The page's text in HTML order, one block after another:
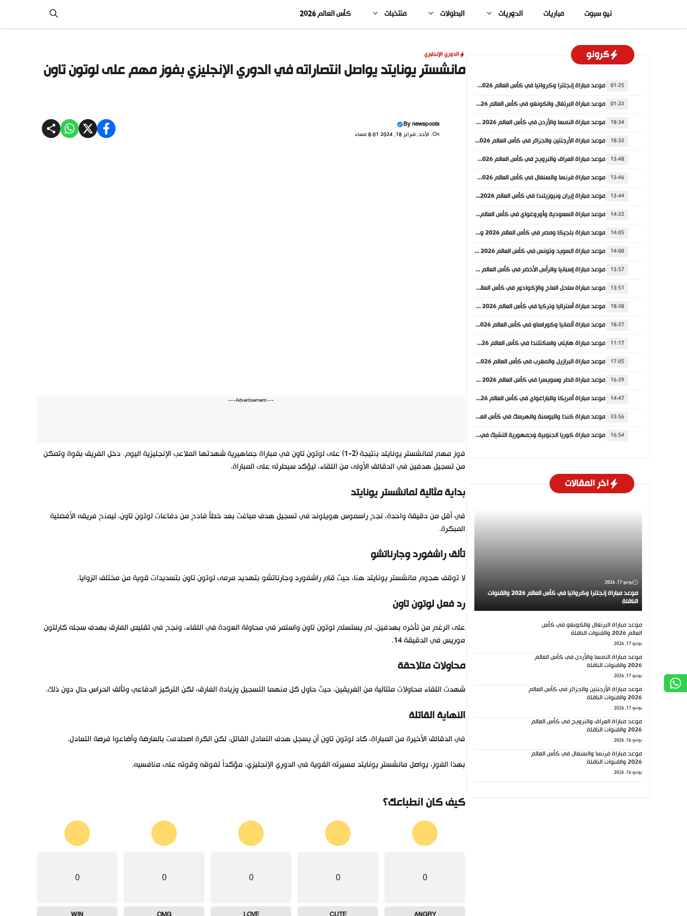
المحتوى
نيو سبوت مباريات الدوريات البطولات منتخبات كأس العالم 2026
الدوري الإنجليزي
مانشستر يونايتد يواصل انتصاراته في الدوري الإنجليزي بفوز مهم على لوتون تاون
Bynewspoots
On: الأحد, فبراير 18, 2024 8:01 مساءً
---Advertisement---
فوز مهم لمانشستر يونايتد بنتيجة (2-1) على لوتون تاون في مباراة جماهيرية شهدتها الملاعب الإنجليزية اليوم. دخل الفريق بقوة وتمكن
من تسجيل هدفين في الدقائق الأولى من اللقاء، ليؤكد سيطرته على المباراة.
بداية مثالية لمانشستر يونايتد
في أقل من دقيقة واحدة، نجح راسموس هويلوند في تسجيل هدف مباغت بعد خطأ فادح من دفاعات لوتون تاون، ليمنح فريقه الأفضلية
المبكرة.
تألق راشفورد وجارناتشو
لا توقف هجوم مانشستر يونايتد هنا، حيث قام راشفورد وجارناتشو بتهديد مرمى لوتون تاون بتسديدات قوية من مختلف الزوايا.
رد فعل لوتون تاون
على الرغم من تأخره بهدفين، لم يستسلم لوتون تاون واستمر في محاولة العودة في اللقاء، ونجح في تقليص الفارق بهدف سجله كارلتون
موريس في الدقيقة 14.
محاولات متلاحقة
شهدت اللقاء محاولات متتالية من الفريقين، حيث حاول كل منهما التسجيل وزيادة الفارق، لكن التركيز الدفاعي وتألق الحراس حال دون ذلك.
النهاية القاتلة
في الدقائق الأخيرة من المباراة، كاد لوتون تاون أن يسجل هدف التعادل القاتل، لكن الكرة اصطدمت بالعارضة وأضاعوا فرصة التعادل.
بهذا الفوز، يواصل مانشستر يونايتد مسيرته القوية في الدوري الإنجليزي، مؤكداً تفوقه وقوته على منافسيه.
كيف كان انطباعك؟
0
0
0
0
0
كرونو
01:25 موعد مباراة إنجلترا وكرواتيا في كأس العالم 2026 والقنوات الناقلة
01:22 موعد مباراة البرتغال والكونغو في كأس العالم 2026 والقنوات الناقلة
18:34 موعد مباراة النمسا والأردن في كأس العالم 2026 والقنوات الناقلة
18:32 موعد مباراة الأرجنتين والجزائر في كأس العالم 2026 والقنوات الناقلة
13:48 موعد مباراة العراق والنرويج في كأس العالم 2026 والقنوات الناقلة
13:46 موعد مباراة فرنسا والسنغال في كأس العالم 2026 والقنوات الناقلة
13:44 موعد مباراة إيران ونيوزيلندا في كأس العالم 2026 والقنوات الناقلة
14:22 موعد مباراة السعودية وأوروغواي في كأس العالم 2026 والقنوات الناقلة
14:05 موعد مباراة بلجيكا ومصر في كأس العالم 2026 والقنوات الناقلة
14:00 موعد مباراة السويد وتونس في كأس العالم 2026 والقنوات الناقلة
13:57 موعد مباراة إسبانيا والرأس الأخضر في كأس العالم 2026 والقنوات الناقلة
13:51 موعد مباراة ساحل العاج والإكوادور في كأس العالم 2026 والقنوات الناقلة
18:28 موعد مباراة أستراليا وتركيا في كأس العالم 2026 والقنوات الناقلة
18:27 موعد مباراة ألمانيا وكوراساو في كأس العالم 2026 والقنوات الناقلة
11:17 موعد مباراة هايتي واسكتلندا في كأس العالم 2026 والقنوات الناقلة
17:05 موعد مباراة البرازيل والمغرب في كأس العالم 2026 والقنوات الناقلة
16:29 موعد مباراة قطر وسويسرا في كأس العالم 2026 والقنوات الناقلة
14:47 موعد مباراة أمريكا والباراغواي في كأس العالم 2026 والقنوات الناقلة
23:56 موعد مباراة كندا والبوسنة والهرسك في كأس العالم 2026 والقنوات الناقلة
16:54 موعد مباراة كوريا الجنوبية وجمهورية التشيك في كأس العالم 2026 والقنوات الناقلة
اخر المقالات
يونيو 17, 2026
موعد مباراة إنجلترا وكرواتيا في كأس العالم 2026 والقنوات
الناقلة
موعد مباراة البرتغال والكونغو في كأس
العالم 2026 والقنوات الناقلة
يونيو 17, 2026
موعد مباراة النمسا والأردن في كأس العالم
2026 والقنوات الناقلة
يونيو 17, 2026
موعد مباراة الأرجنتين والجزائر في كأس العالم
2026 والقنوات الناقلة
يونيو 17, 2026
موعد مباراة العراق والنرويج في كأس العالم
2026 والقنوات الناقلة
يونيو 16, 2026
موعد مباراة فرنسا والسنغال في كأس العالم
2026 والقنوات الناقلة
يونيو 16, 2026